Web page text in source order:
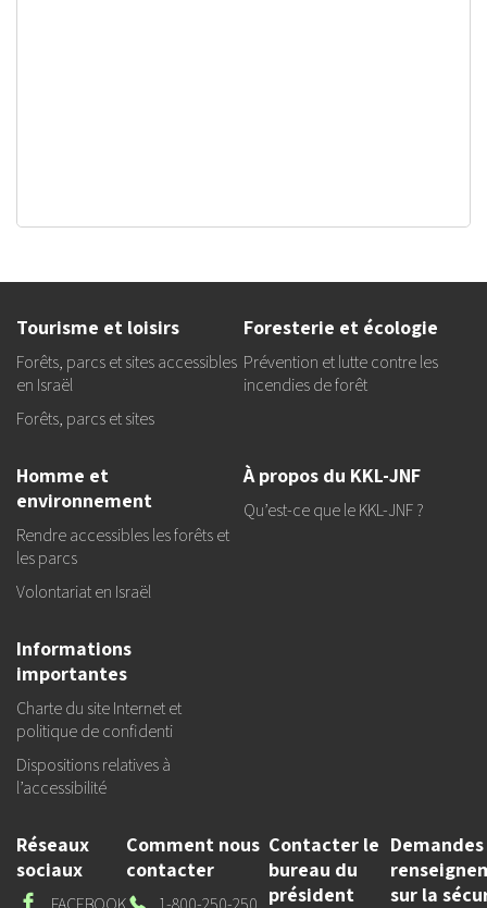
Tourisme et loisirs
Forêts, parcs et sites accessibles
en Israël
Forêts, parcs et sites
Foresterie et écologie
Prévention et lutte contre les
incendies de forêt
Homme et
environnement
Rendre accessibles les forêts et
les parcs
Volontariat en Israël
À propos du KKL-JNF
Qu’est-ce que le KKL-JNF ?
Informations
importantes
Charte du site Internet et
politique de confidenti
Dispositions relatives à
l’accessibilité
Réseaux
sociaux
Facebook
Comment nous
contacter
Our
Contacter le
bureau du
président
sur la